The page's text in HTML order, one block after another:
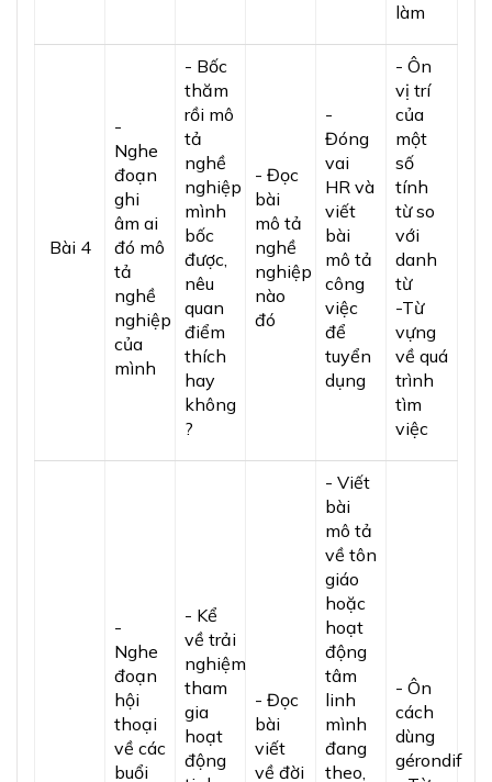
làm
Bài 4
-
Nghe
đoạn
ghi
âm ai
đó mô
tả
nghề
nghiệp
của
mình
- Bốc
thăm
rồi mô
tả
nghề
nghiệp
mình
bốc
được,
nêu
quan
điểm
thích
hay
không
?
- Đọc
bài
mô tả
nghề
nghiệp
nào
đó
-
Đóng
vai
HR và
viết
bài
mô tả
công
việc
để
tuyển
dụng
- Ôn
vị trí
của
một
số
tính
từ so
với
danh
từ
-Từ
vựng
về quá
trình
tìm
việc
-
Nghe
đoạn
hội
thoại
về các
buổi
- Kể
về trải
nghiệm
tham
gia
hoạt
động
- Đọc
bài
viết
về đời
- Viết
bài
mô tả
về tôn
giáo
hoặc
hoạt
động
tâm
linh
mình
đang
theo,
- Ôn
cách
dùng
gérondif